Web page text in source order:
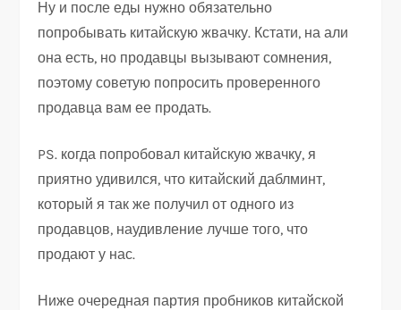
Ну и после еды нужно обязательно
попробывать китайскую жвачку. Кстати, на али
она есть, но продавцы вызывают сомнения,
поэтому советую попросить проверенного
продавца вам ее продать.
PS. когда попробовал китайскую жвачку, я
приятно удивился, что китайский даблминт,
который я так же получил от одного из
продавцов, наудивление лучше того, что
продают у нас.
Ниже очередная партия пробников китайской